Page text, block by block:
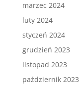
marzec 2024
luty 2024
styczeń 2024
grudzień 2023
listopad 2023
październik 2023